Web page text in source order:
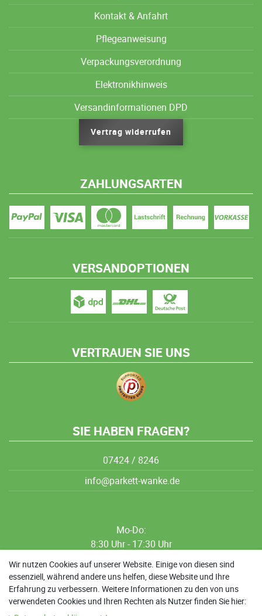
Kontakt & Anfahrt
Pflegeanweisung
Verpackungsverordnung
Elektronikhinweis
Versandinformationen DPD
Vertrag widerrufen
ZAHLUNGSARTEN
VERSANDOPTIONEN
VERTRAUEN SIE UNS
SIE HABEN FRAGEN?
07424 / 8246
info@parkett-wanke.de
Mo-Do:
8:30 Uhr - 17:30 Uhr
8:30 Uhr - 12:00 Uhr
13:00 Uhr - 17:30 Uhr
Sa: 9:00 Uhr - 13:00 Uhr
Wir nutzen Cookies auf unserer Website. Einige von diesen sind
essenziell, während andere uns helfen, diese Website und Ihre
Erfahrung zu verbessern. Weitere Informationen zu den von uns
verwendeten Cookies und Ihren Rechten als Nutzer finden Sie hier: